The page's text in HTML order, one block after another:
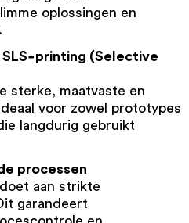
oplossingen en
SLS‑printing (Selective
sterke, maatvaste en
voor zowel prototypes
langdurig gebruikt
processen
aan strikte
garandeert